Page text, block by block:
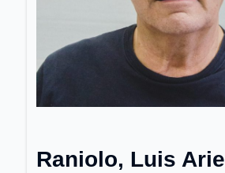
Raniolo, Luis Ariel